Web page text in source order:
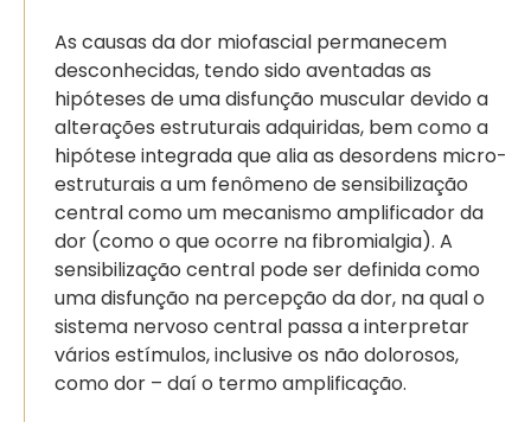
As causas da dor miofascial permanecem
desconhecidas, tendo sido aventadas as
hipóteses de uma disfunção muscular devido a
alterações estruturais adquiridas, bem como a
hipótese integrada que alia as desordens micro-
estruturais a um fenômeno de sensibilização
central como um mecanismo amplificador da
dor (como o que ocorre na fibromialgia). A
sensibilização central pode ser definida como
uma disfunção na percepção da dor, na qual o
sistema nervoso central passa a interpretar
vários estímulos, inclusive os não dolorosos,
como dor – daí o termo amplificação.